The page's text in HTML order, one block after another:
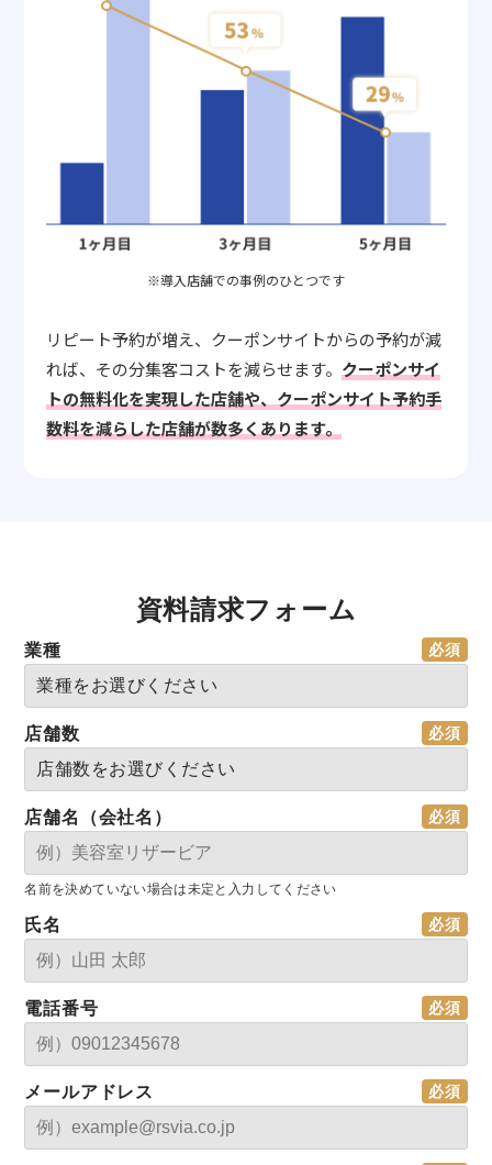
※導入店舗での事例のひとつです
リピート予約が増え、クーポンサイトからの予約が減
れば、その分集客コストを減らせます。 クーポンサイ
トの無料化を実現した店舗や、クーポンサイト予約手
数料を減らした店舗が数多くあります。
資料請求フォーム
業種
店舗数
店舗名（会社名）
名前を決めていない場合は未定と入力してください
氏名
電話番号
メールアドレス